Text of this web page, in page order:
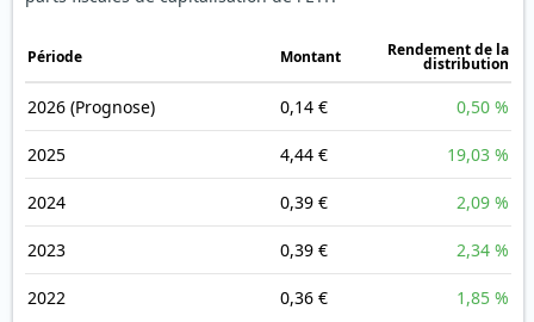
Période Montant Rendement de la
distribution
2026 (Prognose) 0,14 € 0,50 %
2025 4,44 € 19,03 %
2024 0,39 € 2,09 %
2023 0,39 € 2,34 %
2022 0,36 € 1,85 %